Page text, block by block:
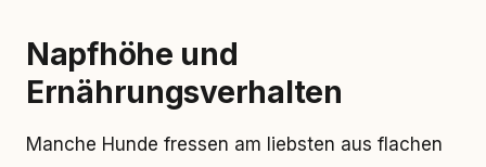
Napfhöhe und
Ernährungsverhalten
Manche Hunde fressen am liebsten aus flachen